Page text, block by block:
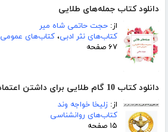
دانلود کتاب جمله‌های طلایی
از: حجت حاتمی شاه میر
کتاب‌های نثر ادبی، کتاب‌های عمومی
۶۷ صفحه
دانلود کتاب 10 گام طلایی برای داشتن اعتماد به نفس عالی
از: زلیخا خواجه وند
کتاب‌های روانشناسی
۱۵ صفحه